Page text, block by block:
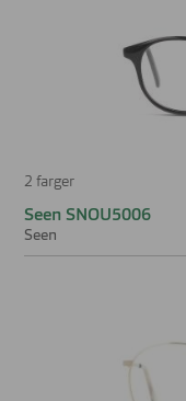
2 farger
Seen SNOU5006
Seen